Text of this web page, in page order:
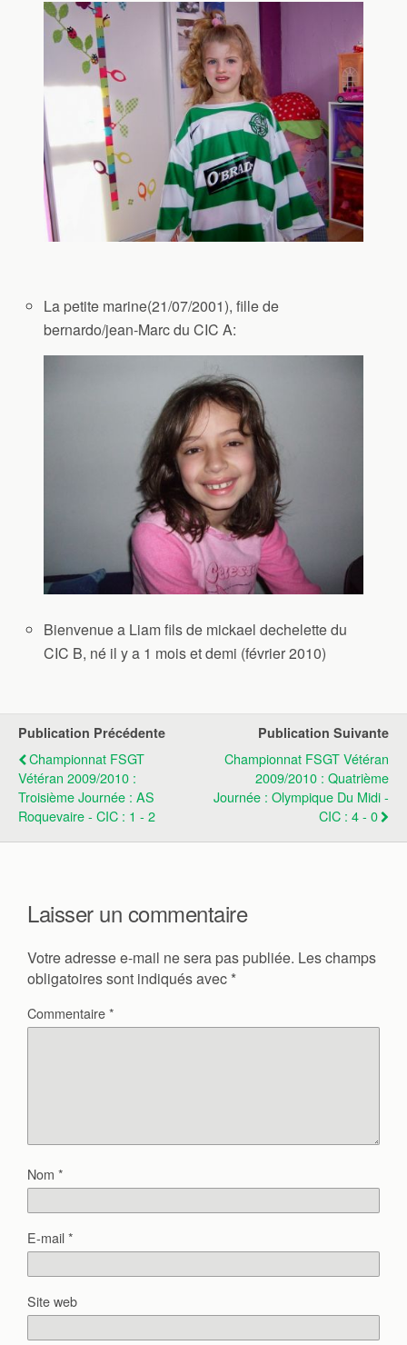
La petite marine(21/07/2001), fille de
bernardo/jean-Marc du CIC A:
Bienvenue a Liam fils de mickael dechelette du
CIC B, né il y a 1 mois et demi (février 2010)
Publication Précédente
Championnat FSGT
Vétéran 2009/2010 :
Troisième Journée : AS
Roquevaire - CIC : 1 - 2
Publication Suivante
Championnat FSGT Vétéran
2009/2010 : Quatrième
Journée : Olympique Du Midi -
CIC : 4 - 0
Laisser un commentaire
Votre adresse e-mail ne sera pas publiée. Les champs
obligatoires sont indiqués avec *
Commentaire*
Nom *
E-mail*
Site web